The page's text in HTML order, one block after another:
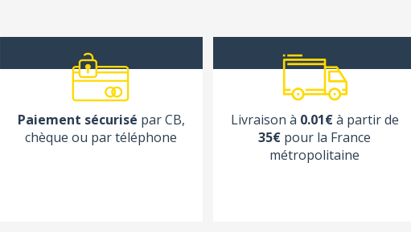
Paiement sécurisé par CB,
chèque ou par téléphone
Livraison à 0.01€à partir de
35€ pour la France
métropolitaine